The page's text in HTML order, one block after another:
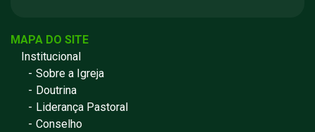
MAPA DO SITE
Institucional
Sobre a Igreja
Doutrina
Liderança Pastoral
Conselho